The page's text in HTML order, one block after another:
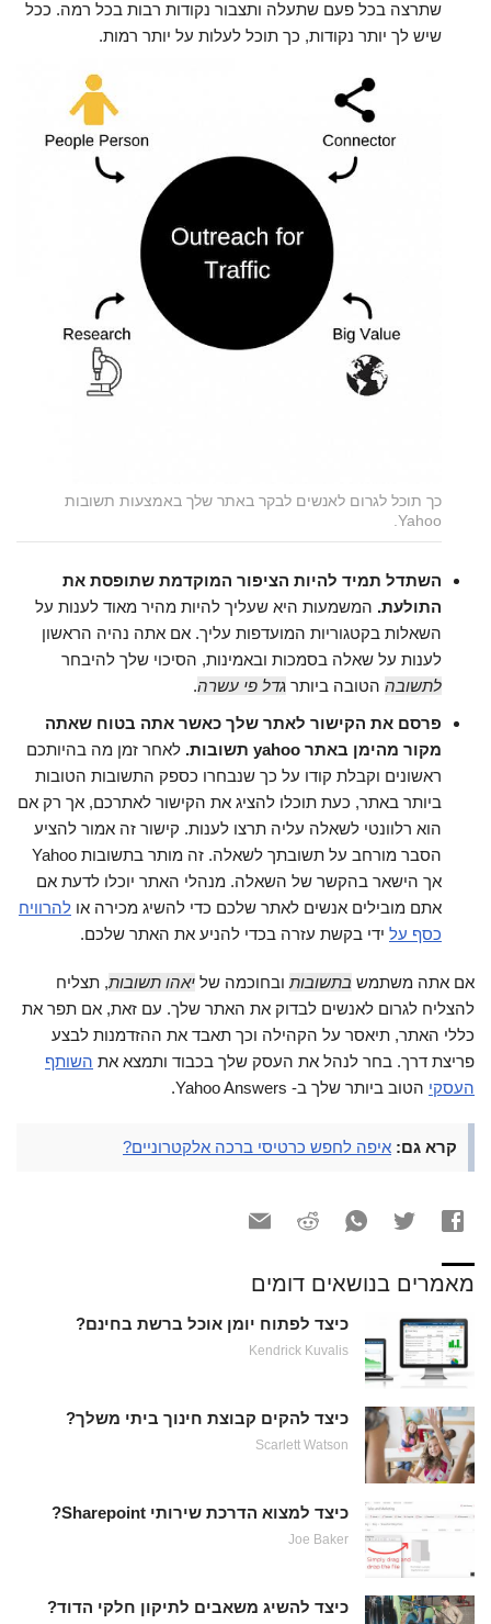
שתרצה בכל פעם שתעלה ותצבור נקודות רבות בכל רמה. ככל
שיש לך יותר נקודות, כך תוכל לעלות על יותר רמות.
כך תוכל לגרום לאנשים לבקר באתר שלך באמצעות תשובות
Yahoo.
השתדל תמיד להיות הציפור המוקדמת שתופסת את
התולעת. המשמעות היא שעליך להיות מהיר מאוד לענות על
השאלות בקטגוריות המועדפות עליך. אם אתה נהיה הראשון
לענות על שאלה בסמכות ובאמינות, הסיכוי שלך להיבחר
לתשובה הטובה ביותר גדל פי עשרה.
פרסם את הקישור לאתר שלך כאשר אתה בטוח שאתה
מקור מהימן באתר yahoo תשובות.
לאחר זמן מה בהיותכם
ראשונים וקבלת קודו על כך שנבחרו כספק התשובות הטובות
ביותר באתר, כעת תוכלו להציג את הקישור לאתרכם, אך רק אם
הוא רלוונטי לשאלה עליה תרצו לענות. קישור זה אמור להציע
הסבר מורחב על תשובתך לשאלה. זה מותר בתשובות Yahoo
אך הישאר בהקשר של השאלה. מנהלי האתר יוכלו לדעת אם
אתם מובילים אנשים לאתר שלכם כדי להשיג מכירה או להרוויח
כסף על ידי בקשת עזרה בכדי להניע את האתר שלכם.
אם אתה משתמש בתשובות ובחוכמה של יאהו תשובות, תצליח
להצליח לגרום לאנשים לבדוק את האתר שלך. עם זאת, אם תפר את
כללי האתר, תיאסר על הקהילה וכך תאבד את ההזדמנות לבצע
פריצת דרך. בחר לנהל את העסק שלך בכבוד ותמצא את השותף
העסקי הטוב ביותר שלך ב- Yahoo Answers.
קרא גם: איפה לחפש כרטיסי ברכה אלקטרוניים?
מאמרים בנושאים דומים
כיצד לפתוח יומן אוכל ברשת בחינם?
Kendrick Kuvalis
כיצד להקים קבוצת חינוך ביתי משלך?
Scarlett Watson
כיצד למצוא הדרכת שירותי Sharepoint?
Joe Baker
כיצד להשיג משאבים לתיקון חלקי הדוד?